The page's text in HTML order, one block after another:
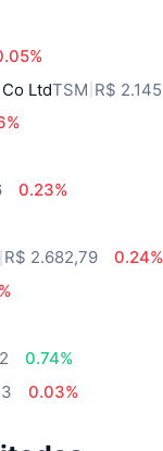
LtdTSM R$
0.23%
R$ 2.682,79
0.24%
0.74%
0.03%